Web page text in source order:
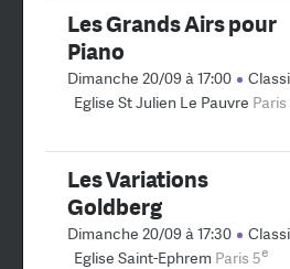
Les Grands Airs pour
Piano
Dimanche 20/09 à 17:00
Eglise St Julien Le Pauvre Paris
Les Variations
Goldberg
Dimanche 20/09 à 17:30
Eglise Saint-Ephrem Paris 5e